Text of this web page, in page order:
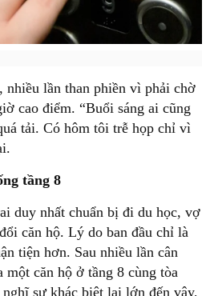
lần than phiền vì phải chờ
cao điểm. “Buổi sáng ai cũng
tải. Có hôm tôi trễ họp chỉ vì
tầng 8
duy nhất chuẩn bị đi du học, vợ
căn hộ. Lý do ban đầu chỉ là
tiện hơn. Sau nhiều lần cân
một căn hộ ở tầng 8 cùng tòa
sự khác biệt lại lớn đến vậy,